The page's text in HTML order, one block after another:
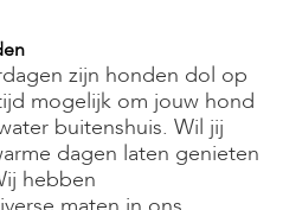
zijn honden dol op
mogelijk om jouw hond
buitenshuis. Wil jij
dagen laten genieten
hebben